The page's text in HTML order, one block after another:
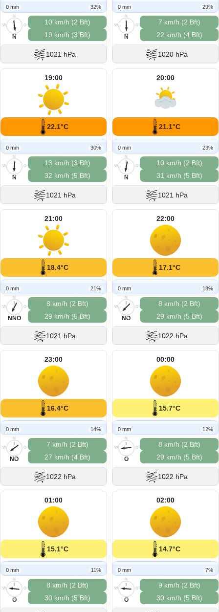
0 mm 32%
N
O
S
W
N
10 km/h (2 Bft)
19 km/h (3 Bft)
1021 hPa
0 mm 29%
N
O
S
W
N
7 km/h (2 Bft)
22 km/h (4 Bft)
1020 hPa
19:00
22.1°C
0 mm 30%
N
O
S
W
N
13 km/h (3 Bft)
32 km/h (5 Bft)
1021 hPa
20:00
21.1°C
0 mm 23%
N
O
S
W
N
10 km/h (2 Bft)
31 km/h (5 Bft)
1021 hPa
21:00
18.4°C
0 mm 21%
N
O
S
W
NNO
8 km/h (2 Bft)
29 km/h (5 Bft)
1021 hPa
22:00
17.1°C
0 mm 18%
N
O
S
W
NO
8 km/h (2 Bft)
29 km/h (5 Bft)
1022 hPa
23:00
16.4°C
0 mm 14%
N
O
S
W
NO
7 km/h (2 Bft)
27 km/h (4 Bft)
1022 hPa
00:00
15.7°C
0 mm 12%
N
O
S
W
O
8 km/h (2 Bft)
29 km/h (5 Bft)
1022 hPa
01:00
15.1°C
0 mm 11%
N
O
S
W
O
8 km/h (2 Bft)
30 km/h (5 Bft)
02:00
14.7°C
0 mm 7%
N
O
S
W
O
9 km/h (2 Bft)
30 km/h (5 Bft)